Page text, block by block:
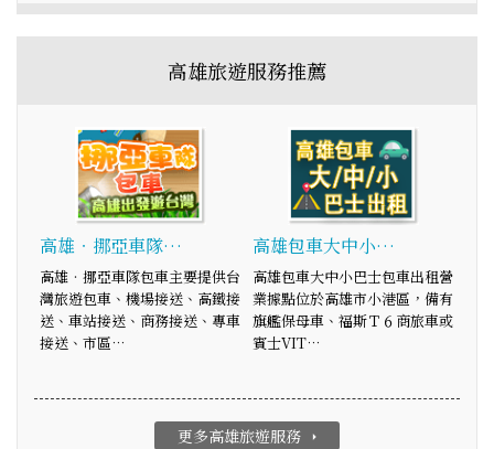
高雄旅遊服務推薦
高雄‧挪亞車隊…
高雄‧挪亞車隊包車主要提供台
灣旅遊包車、機場接送、高鐵接
送、車站接送、商務接送、專車
接送、市區…
高雄包車大中小…
高雄包車大中小巴士包車出租營
業據點位於高雄市小港區，備有
旗艦保母車、福斯Ｔ６商旅車或
賓士VIT…
更多高雄旅遊服務 arrow_right